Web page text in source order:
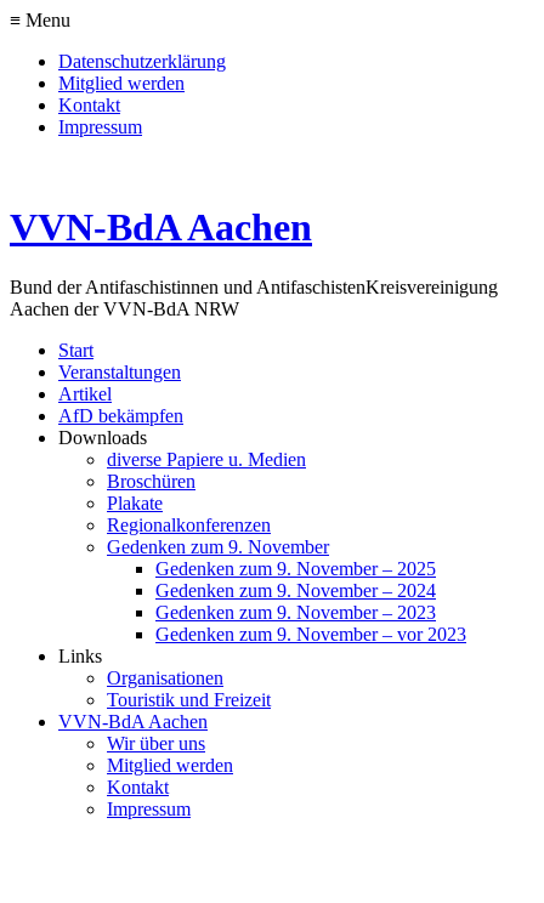
≡ Menu
Datenschutzerklärung
Mitglied werden
Kontakt
Impressum
VVN-BdA Aachen
Bund der Antifaschistinnen und AntifaschistenKreisvereinigung
Aachen der VVN-BdA NRW
Start
Veranstaltungen
Artikel
AfD bekämpfen
Downloads
diverse Papiere u. Medien
Broschüren
Plakate
Regionalkonferenzen
Gedenken zum 9. November
Gedenken zum 9. November – 2025
Gedenken zum 9. November – 2024
Gedenken zum 9. November – 2023
Gedenken zum 9. November – vor 2023
Links
Organisationen
Touristik und Freizeit
VVN-BdA Aachen
Wir über uns
Mitglied werden
Kontakt
Impressum